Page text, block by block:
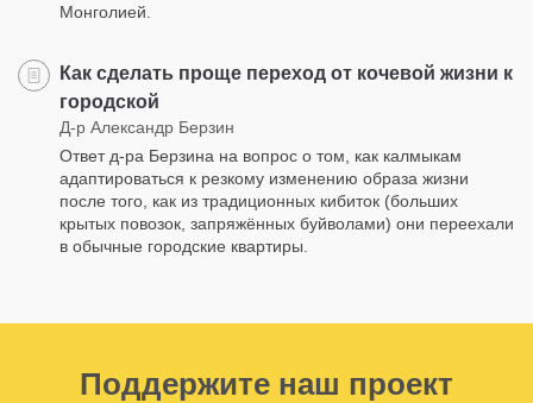
Монголией.
Как сделать проще переход от кочевой жизни к
городской
Д-р Александр Берзин
Ответ д-ра Берзина на вопрос о том, как калмыкам
адаптироваться к резкому изменению образа жизни
после того, как из традиционных кибиток (больших
крытых повозок, запряжённых буйволами) они переехали
в обычные городские квартиры.
Поддержите наш проект